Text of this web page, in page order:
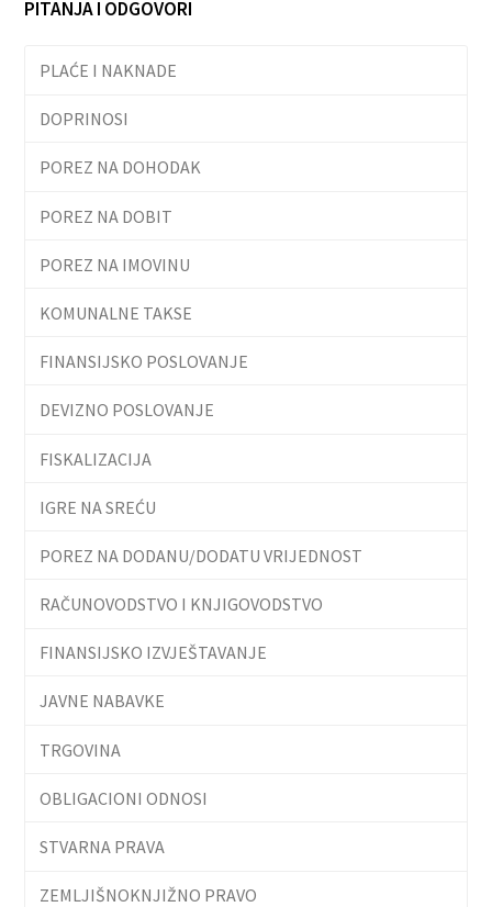
PITANJA I ODGOVORI
PLAĆE I NAKNADE
DOPRINOSI
POREZ NA DOHODAK
POREZ NA DOBIT
POREZ NA IMOVINU
KOMUNALNE TAKSE
FINANSIJSKO POSLOVANJE
DEVIZNO POSLOVANJE
FISKALIZACIJA
IGRE NA SREĆU
POREZ NA DODANU/DODATU VRIJEDNOST
RAČUNOVODSTVO I KNJIGOVODSTVO
FINANSIJSKO IZVJEŠTAVANJE
JAVNE NABAVKE
TRGOVINA
OBLIGACIONI ODNOSI
STVARNA PRAVA
ZEMLJIŠNOKNJIŽNO PRAVO